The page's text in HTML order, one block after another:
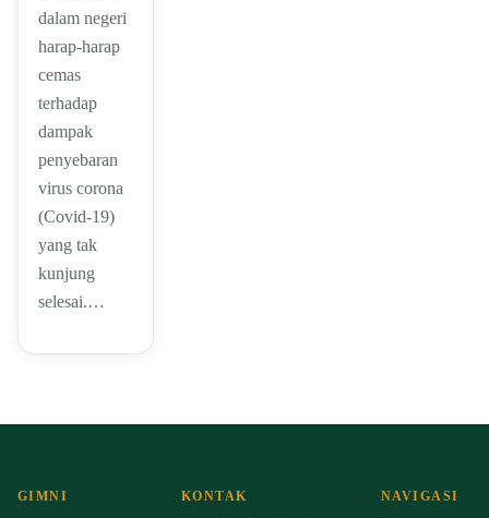
dalam negeri
harap-harap
cemas
terhadap
dampak
penyebaran
virus corona
(Covid-19)
yang tak
kunjung
selesai.…
GIMNI KONTAK NAVIGASI